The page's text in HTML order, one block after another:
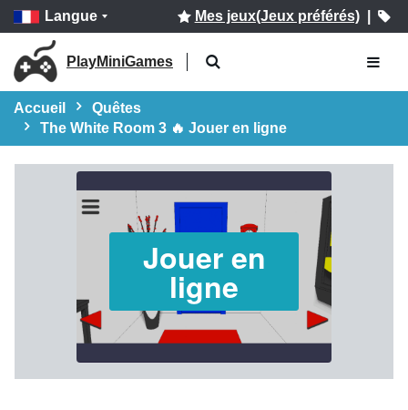
Langue Mes jeux(Jeux préférés)|
PlayMiniGames
Accueil
Quêtes
The White Room 3 🔥 Jouer en ligne
Jouer en
ligne